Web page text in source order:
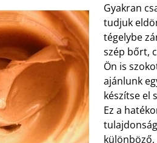
Gyakran
tudjuk
tégelybe
szép bőrt,
Ön is
ajánlunk
készítse el
Ez a